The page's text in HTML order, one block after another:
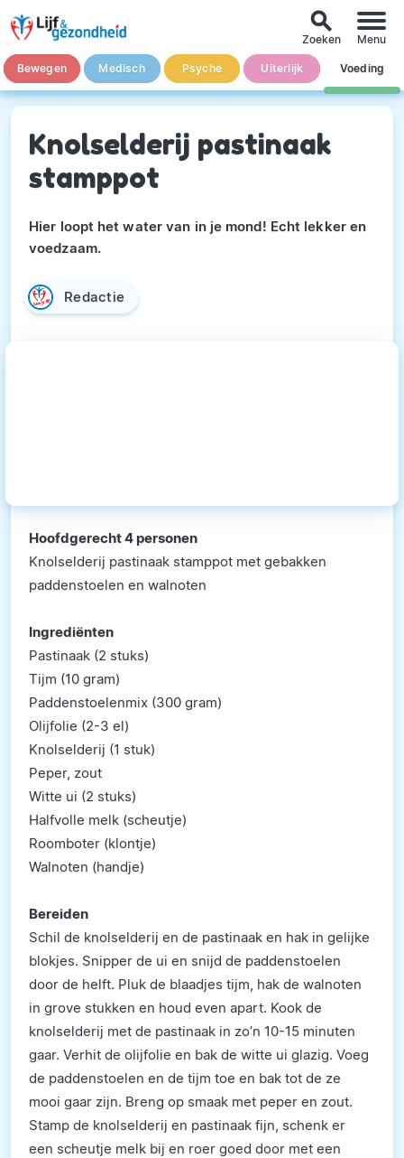
Bewegen Medisch Psyche Uiterlijk Voeding
search
Zoeken Menu
Knolselderij pastinaak
stamppot
Hier loopt het water van in je mond! Echt lekker en
voedzaam.
Redactie
Hoofdgerecht 4 personen
Knolselderij pastinaak stamppot met gebakken
paddenstoelen en walnoten
Ingrediënten
Pastinaak (2 stuks)
Tijm (10 gram)
Paddenstoelenmix (300 gram)
Olijfolie (2-3 el)
Knolselderij (1 stuk)
Peper, zout
Witte ui (2 stuks)
Halfvolle melk (scheutje)
Roomboter (klontje)
Walnoten (handje)
Bereiden
Schil de knolselderij en de pastinaak en hak in gelijke
blokjes. Snipper de ui en snijd de paddenstoelen
door de helft. Pluk de blaadjes tijm, hak de walnoten
in grove stukken en houd even apart. Kook de
knolselderij met de pastinaak in zo’n 10-15 minuten
gaar. Verhit de olijfolie en bak de witte ui glazig. Voeg
de paddenstoelen en de tijm toe en bak tot de ze
mooi gaar zijn. Breng op smaak met peper en zout.
Stamp de knolselderij en pastinaak fijn, schenk er
een scheutje melk bij en roer goed door met een